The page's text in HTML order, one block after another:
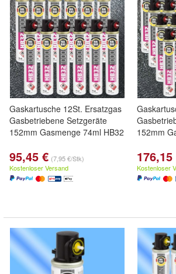
Gaskartusche 12St. Ersatzgas
Gasbetriebene Setzgeräte
152mm Gasmenge 74ml HB32
95,45 € (7,95 €/Stk)
Kostenloser Versand
152mm
176,15
Kostenloser